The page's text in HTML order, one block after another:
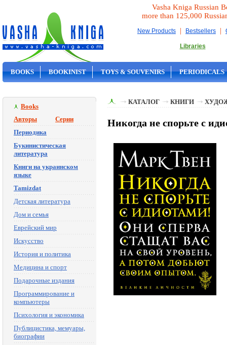
Vasha Kniga Russian
more than 125,000
New Products | Bestsellers |
Libraries
BOOKS BOOKINIST TOYS & SOUVENIRS PERIODICALS
Books
Авторы
Серии
Периодика
Букинистическая
литература
Книги на украинском
языке
Tamizdat
Детская литература
Дом и семья
Еврейский мир
Искусство
История и политика
Медицина и спорт
Подарочные издания
Программирование и
компьютеры
Психология и экономика
Публицистика, мемуары,
биографии
КАТАЛОГ КНИГИ
Никогда не спорьте с